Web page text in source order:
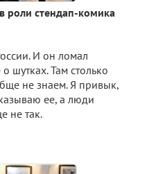
роли стендап-комика
И он ломал
шутках. Там столько
не знаем. Я привык,
ее, а люди
не так.